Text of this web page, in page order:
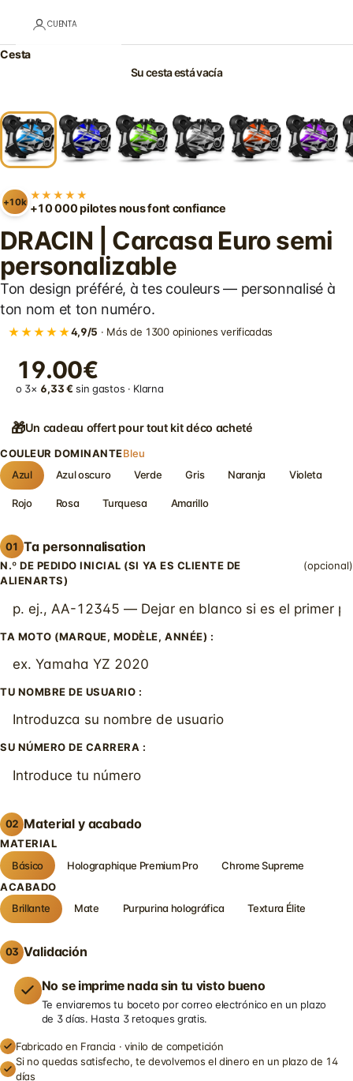
CUENTA
Cesta
Su cesta está vacía
+10k
★★★★★
+10 000 pilotes nous font confiance
DRACIN | Carcasa Euro semi
personalizable
Ton design préféré, à tes couleurs — personnalisé à
ton nom et ton numéro.
★★★★★4,9/5 · Más de 1300 opiniones verificadas
19.00€
o 3× 6,33 € sin gastos · Klarna
🎁Un cadeau offert pour tout kit déco acheté
COULEUR DOMINANTEBleu
Azul
Azul oscuro Verde Gris Naranja Violeta
Rojo Rosa Turquesa Amarillo
01 Ta personnalisation
N.º DE PEDIDO INICIAL (SI YA ES CLIENTE DE
ALIENARTS)
(opcional)
TA MOTO (MARQUE, MODÈLE, ANNÉE) :
TU NOMBRE DE USUARIO :
SU NÚMERO DE CARRERA :
02 Material y acabado
MATERIAL
Básico
Holographique Premium Pro
Chrome Supreme
ACABADO
Brillante
Mate Purpurina holográfica Textura Élite
03 Validación
No se imprime nada sin tu visto bueno
Te enviaremos tu boceto por correo electrónico en un plazo
de 3 días. Hasta 3 retoques gratis.
Fabricado en Francia · vinilo de competición
Si no quedas satisfecho, te devolvemos el dinero en un plazo de 14
días